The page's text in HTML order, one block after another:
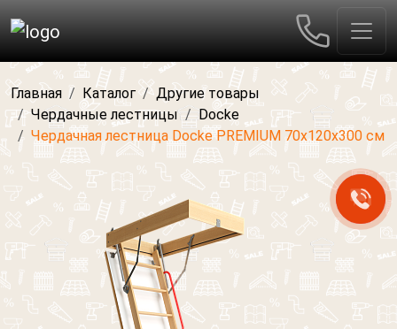
Главная Каталог
Другие товары
Чердачные лестницы
Docke
Чердачная лестница Docke PREMIUM 70х120х300 см